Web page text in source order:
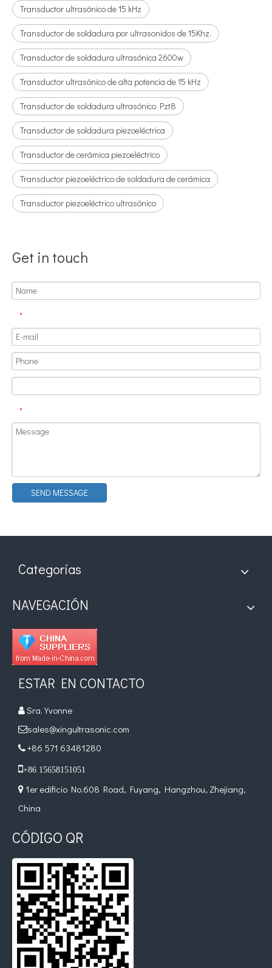
¿Cuál es el principio y la teoría de la máquina de soldadura de
La aplicación de la ultrasónica en la industria de la costura refleja
La tecnología de atomización por ultrasonido es un método eficiente
Transductor ultrasónico de 15 kHz
Transductor de soldadura por ultrasonidos de 15Khz.
Transductor de soldadura ultrasónica 2600w
Transductor ultrasónico de alta potencia de 15 kHz
Transductor de soldadura ultrasónico Pzt8
Transductor de soldadura piezoeléctrica
Transductor de cerámica piezoeléctrico
Transductor piezoeléctrico de soldadura de cerámica
Transductor piezoeléctrico ultrasónico
Get in touch
*
*
SEND MESSAGE
Categorías
NAVEGACIÓN
ESTAR EN CONTACTO
 Sra. Yvonne
sales@xingultrasonic.com
 +86 571 63481280
+86 15658151051
 1er edificio No.608 Road, Fuyang, Hangzhou, Zhejiang,
China
CÓDIGO QR